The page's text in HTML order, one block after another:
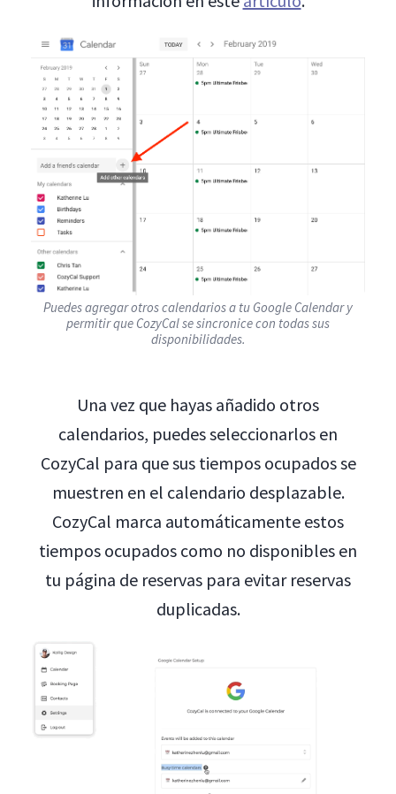
Puedes agregar otros calendarios a tu Google Calendar y
permitir que CozyCal se sincronice con todas sus
disponibilidades.
Una vez que hayas añadido otros
calendarios, puedes seleccionarlos en
CozyCal para que sus tiempos ocupados se
muestren en el calendario desplazable.
CozyCal marca automáticamente estos
tiempos ocupados como no disponibles en
tu página de reservas para evitar reservas
duplicadas.